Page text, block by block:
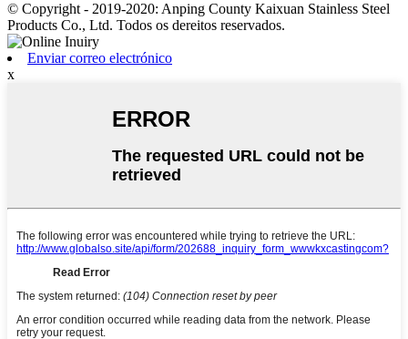
© Copyright - 2019-2020: Anping County Kaixuan Stainless Steel
Products Co., Ltd. Todos os dereitos reservados.
Enviar correo electrónico
x